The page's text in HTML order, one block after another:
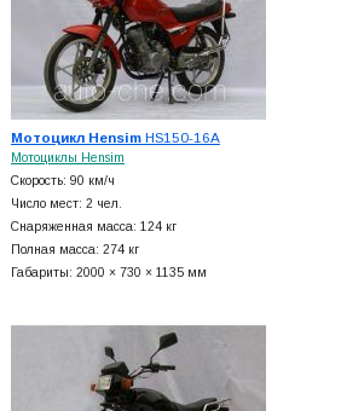
Мотоцикл HensimHS150-16A
Мотоциклы Hensim
Скорость: 90 км/ч
Число мест: 2 чел.
Снаряженная масса: 124 кг
Полная масса: 274 кг
Габариты: 2000 × 730 × 1135 мм